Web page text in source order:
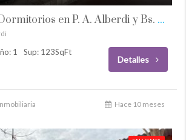
Vivienda de 3 Dormitorios en P. A. Alberdi y Bs. As.
1
Sup: 123SqFt
Detalles
Hace 10 meses